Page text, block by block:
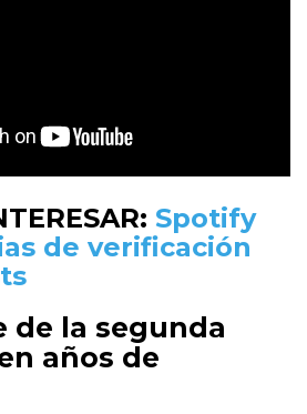
Spotify
de verificación
de la segunda
años de